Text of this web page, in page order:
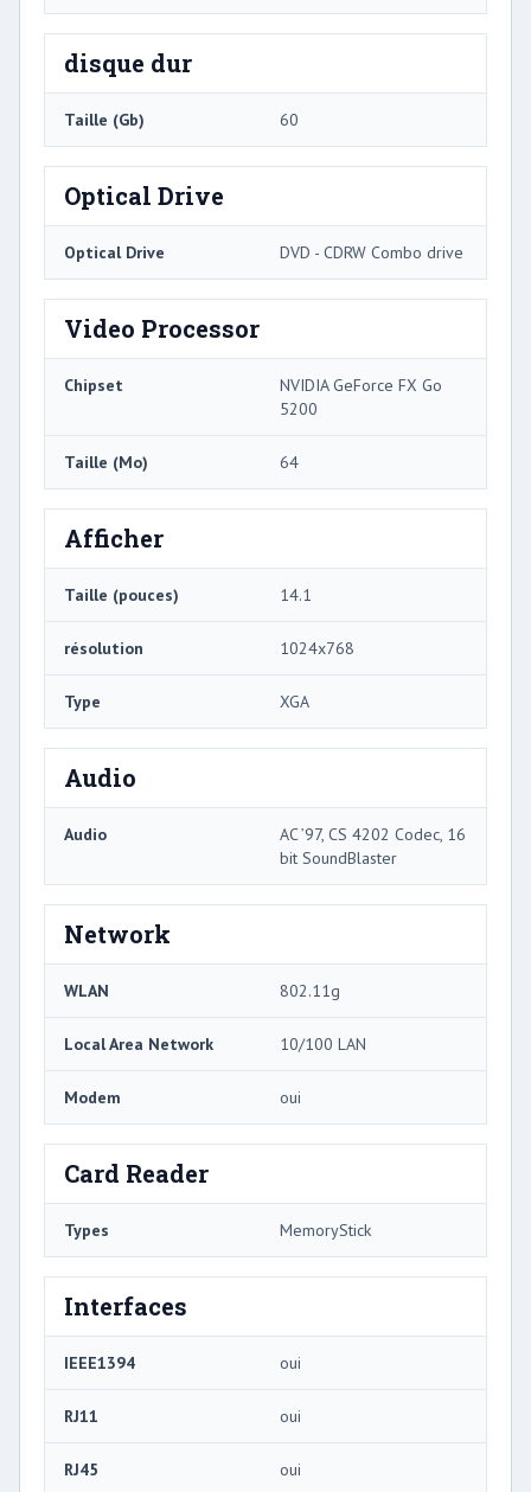
disque dur
Taille (Gb) 60
Optical Drive
Optical Drive DVD - CDRW Combo drive
Video Processor
Chipset
NVIDIA GeForce FX Go
5200
Taille (Mo) 64
Afficher
Taille (pouces) 14.1
résolution 1024x768
Type XGA
Audio
Audio
AC ’97, CS 4202 Codec, 16
bit SoundBlaster
Network
WLAN 802.11g
Local Area Network 10/100 LAN
Modem oui
Card Reader
Types MemoryStick
Interfaces
IEEE1394 oui
RJ11 oui
RJ45 oui